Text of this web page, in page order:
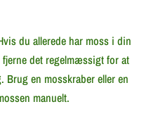
du allerede har moss i din
det regelmæssigt for at
en mosskraber eller en
manuelt.